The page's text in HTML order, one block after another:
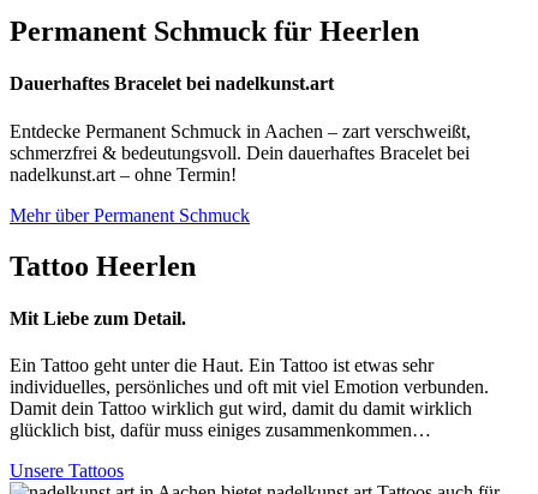
Permanent Schmuck für Heerlen
Dauerhaftes Bracelet bei nadelkunst.art
Entdecke Permanent Schmuck in Aachen – zart verschweißt,
schmerzfrei & bedeutungsvoll. Dein dauerhaftes Bracelet bei
nadelkunst.art – ohne Termin!
Mehr über Permanent Schmuck
Tattoo Heerlen
Mit Liebe zum Detail.
Ein Tattoo geht unter die Haut. Ein Tattoo ist etwas sehr
individuelles, persönliches und oft mit viel Emotion verbunden.
Damit dein Tattoo wirklich gut wird, damit du damit wirklich
glücklich bist, dafür muss einiges zusammenkommen…
Unsere Tattoos